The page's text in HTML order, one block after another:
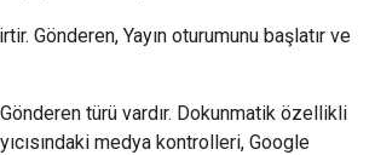
Gönderen, Yayın oturumunu başlatır ve
türü vardır. Dokunmatik özellikli
medya kontrolleri, Google